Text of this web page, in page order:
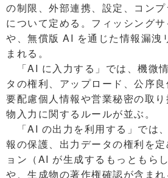
の制限、外部連携、設定、コン
について定める。フィッシング
や、無償版 AI を通じた情報漏洩
まれる。
「AI に入力する」では、機微
タの権利、アップロード、公序良
要配慮個人情報や営業秘密の取
物入力に関するルールが並ぶ。
「AI の出力を利用する」では
報の保護、出力データの権利を
ョン（AI が生成するもっともら
や、生成物の著作権確認が含まれ